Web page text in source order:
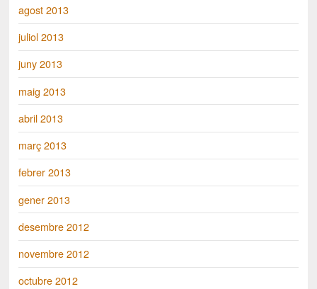
agost 2013
juliol 2013
juny 2013
maig 2013
abril 2013
març 2013
febrer 2013
gener 2013
desembre 2012
novembre 2012
octubre 2012